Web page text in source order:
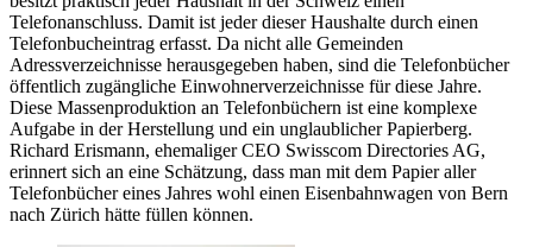
Telefonanschluss. Damit ist jeder dieser Haushalte durch einen
Telefonbucheintrag erfasst. Da nicht alle Gemeinden
Adressverzeichnisse herausgegeben haben, sind die Telefonbücher
öffentlich zugängliche Einwohnerverzeichnisse für diese Jahre.
Diese Massenproduktion an Telefonbüchern ist eine komplexe
Aufgabe in der Herstellung und ein unglaublicher Papierberg.
Richard Erismann, ehemaliger CEO Swisscom Directories AG,
erinnert sich an eine Schätzung, dass man mit dem Papier aller
Telefonbücher eines Jahres wohl einen Eisenbahnwagen von Bern
nach Zürich hätte füllen können.